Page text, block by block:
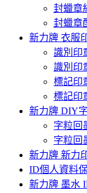
封蠟章
封蠟章
新力牌 衣服
識別印
識別印
標記印
標記印
新力牌 DIY
字粒回
字粒回
新力牌 新力
ID個人資料
新力牌 墨水